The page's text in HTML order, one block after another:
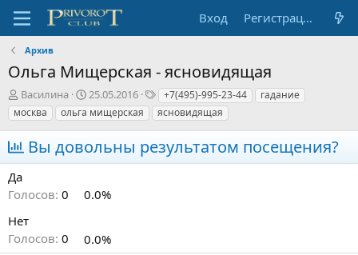
Вход Регистрация
Архив
Ольга Мищерская - ясновидящая
А
в
т
р
т
е
м
Василина
Д
а
т
н
а
а
25.05.2016
Т
е
г
+7(495)-995-23-44
гадание
москва
ольга мищерская ясновидящая
Вы довольны результатом посещения?
Да
Голосов: 0
0.0%
Нет
Голосов: 0 0.0%